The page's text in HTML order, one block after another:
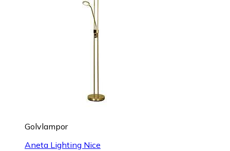
Golvlampor
Aneta Lighting Nice